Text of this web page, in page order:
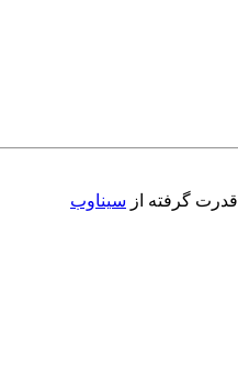
قدرت گرفته از سیناوب